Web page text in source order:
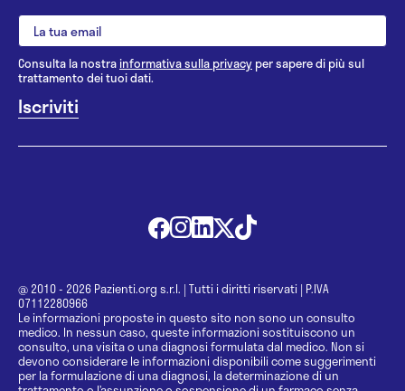
Consulta la nostrainformativa sulla privacy per sapere di più sul
trattamento dei tuoi dati.
@ 2010 - 2026 Pazienti.org s.r.l. | Tutti i diritti riservati | P.IVA
07112280966
Le informazioni proposte in questo sito non sono un consulto
medico. In nessun caso, queste informazioni sostituiscono un
consulto, una visita o una diagnosi formulata dal medico. Non si
devono considerare le informazioni disponibili come suggerimenti
per la formulazione di una diagnosi, la determinazione di un